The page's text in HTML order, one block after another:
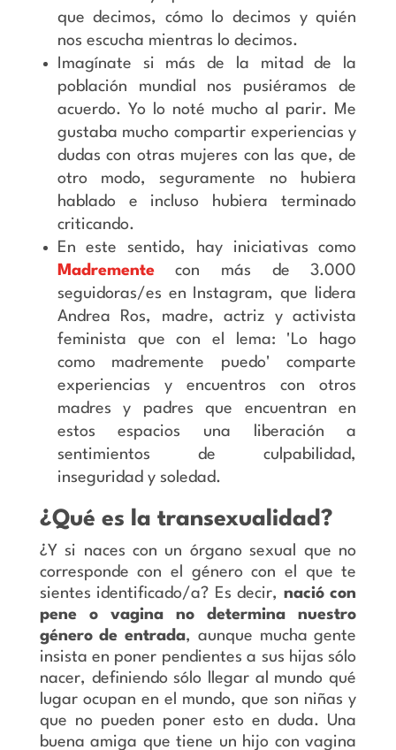
que decimos, cómo lo decimos y quién
nos escucha mientras lo decimos.
Imagínate si más de la mitad de la
población mundial nos pusiéramos de
acuerdo. Yo lo noté mucho al parir. Me
gustaba mucho compartir experiencias y
dudas con otras mujeres con las que, de
otro modo, seguramente no hubiera
hablado e incluso hubiera terminado
criticando.
En este sentido, hay iniciativas como
Madremente
con más de 3.000
seguidoras/es en Instagram, que lidera
Andrea Ros, madre, actriz y activista
feminista que con el lema: 'Lo hago
como madremente puedo' comparte
experiencias y encuentros con otros
madres y padres que encuentran en
estos espacios una liberación a
sentimientos de culpabilidad,
inseguridad y soledad.
¿Qué es la transexualidad?
¿Y si naces con un órgano sexual que no
corresponde con el género con el que te
sientes identificado/a? Es decir, nació con
pene o vagina no determina nuestro
género de entrada, aunque mucha gente
insista en poner pendientes a sus hijas sólo
nacer, definiendo sólo llegar al mundo qué
lugar ocupan en el mundo, que son niñas y
que no pueden poner esto en duda. Una
buena amiga que tiene un hijo con vagina